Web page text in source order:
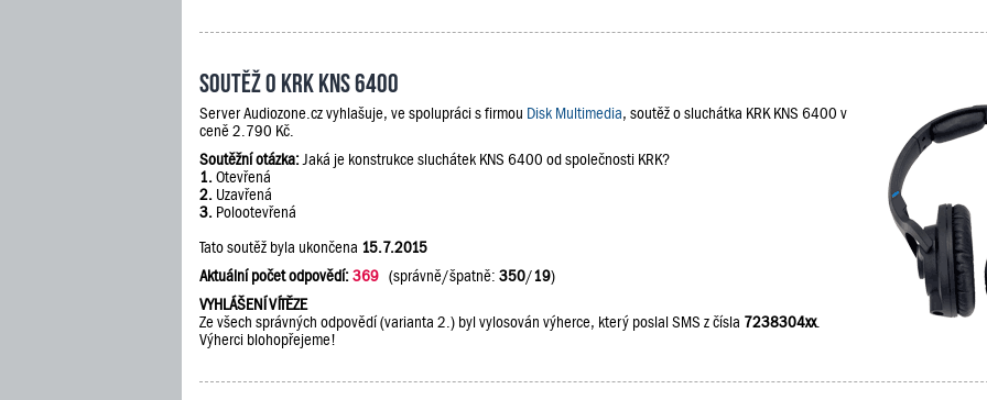
Soutěž o KRK KNS 6400
Server Audiozone.cz vyhlašuje, ve spolupráci s firmou Disk Multimedia, soutěž o sluchátka KRK KNS 6400 v
ceně 2.790 Kč.
Soutěžní otázka:Jaká je konstrukce sluchátek KNS 6400 od společnosti KRK?
1.Otevřená
2. Uzavřená
3. Polootevřená
Tato soutěž byla ukončena 15.7.2015
Aktuální počet odpovědí:369 (správně/špatně: 350/19)
VYHLÁŠENÍ VÍTĚZE
Ze všech správných odpovědí (varianta 2.) byl vylosován výherce, který poslal SMS z čísla 7238304xx.
Výherci blohopřejeme!